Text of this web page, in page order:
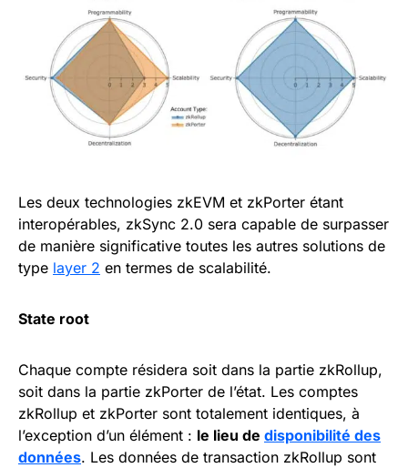
Les deux technologies zkEVM et zkPorter étant
interopérables, zkSync 2.0 sera capable de surpasser
de manière significative toutes les autres solutions de
type layer 2 en termes de scalabilité.
State root
Chaque compte résidera soit dans la partie zkRollup,
soit dans la partie zkPorter de l’état. Les comptes
zkRollup et zkPorter sont totalement identiques, à
l’exception d’un élément : le lieu de disponibilité des
données. Les données de transaction zkRollup sont